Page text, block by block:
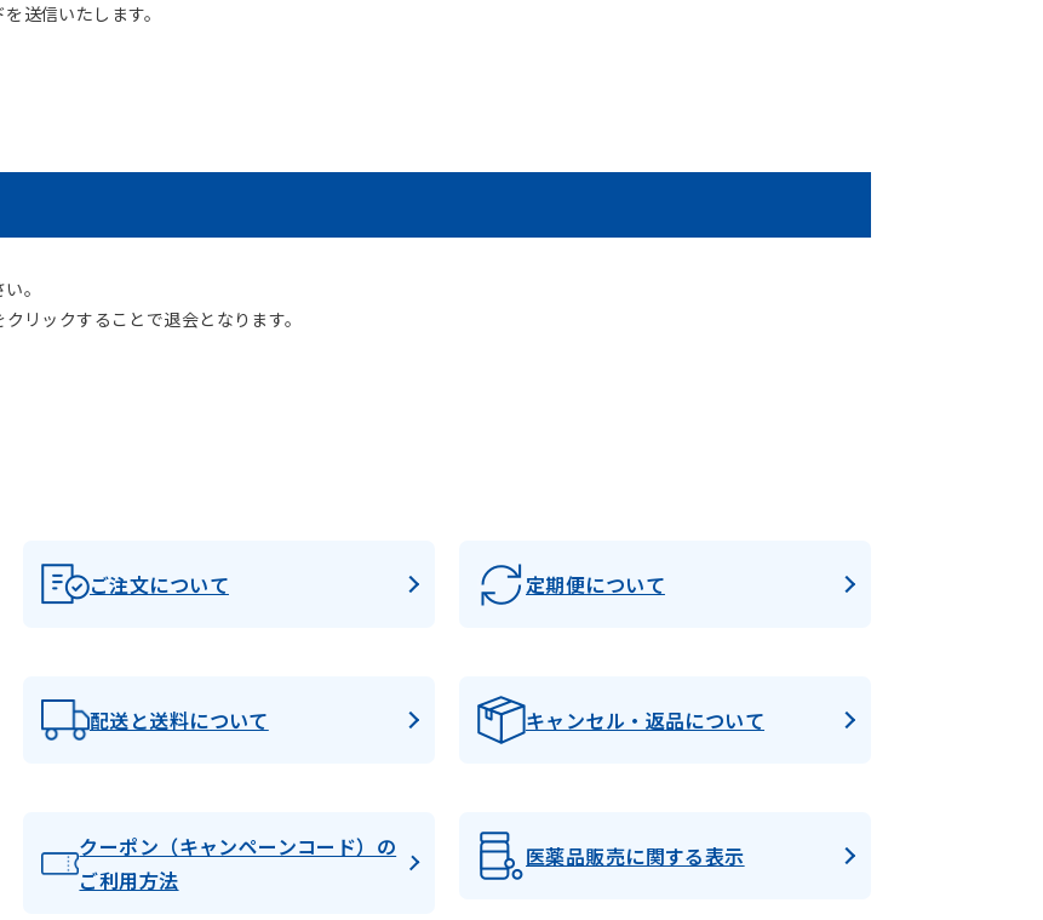
送信いたします。
。
リックすることで退会となります。
ご注文について 定期便について
配送と送料について キャンセル・返品について
クーポン（キャンペーンコード）の
ご利用方法
医薬品販売に関する表示